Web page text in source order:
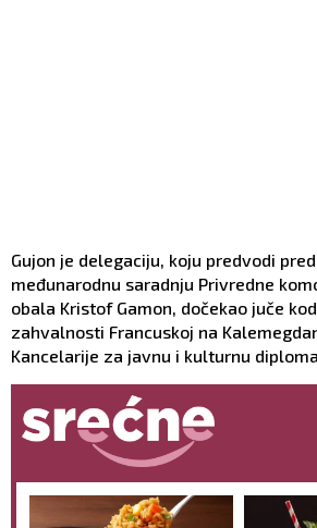
Gujon je delegaciju, koju predvodi
međunarodnu saradnju Privredne
obala Kristof Gamon, dočekao juče
zahvalnosti Francuskoj na
Kancelarije za javnu i kulturnu